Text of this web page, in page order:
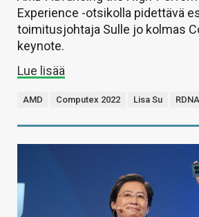
Experience -otsikolla pidettävä
toimitusjohtaja Sulle jo kolmas
keynote.
Lue lisää
AMD Computex 2022 Lisa Su